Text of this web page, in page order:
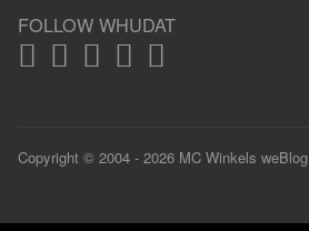
FOLLOW WHUDAT
Copyright © 2004 - 2026 MC Winkels weBlog